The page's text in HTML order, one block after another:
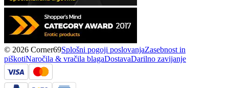
© 2026 Corner69Splošni pogoji poslovanjaZasebnost in
piškotiNaročila & vračila blagaDostavaDarilno zavijanje